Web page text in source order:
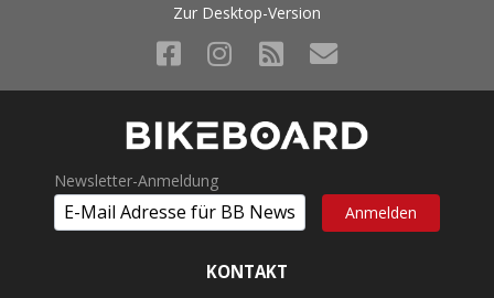
Zur Desktop-Version
Newsletter-Anmeldung
KONTAKT